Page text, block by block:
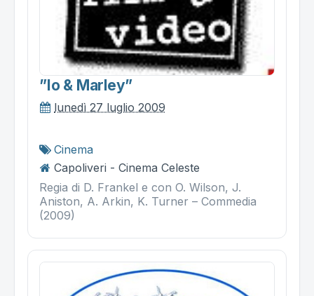
”io & Marley”
lunedì 27 luglio 2009
Cinema
Capoliveri - Cinema Celeste
Regia di D. Frankel e con O. Wilson, J.
Aniston, A. Arkin, K. Turner – Commedia
(2009)